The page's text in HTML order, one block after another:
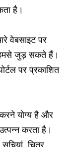
है।
वेबसाइट पर
हमसे जुड़ सकते हैं।
पर प्रकाशित
योग्य है और
करता है।
चित्र